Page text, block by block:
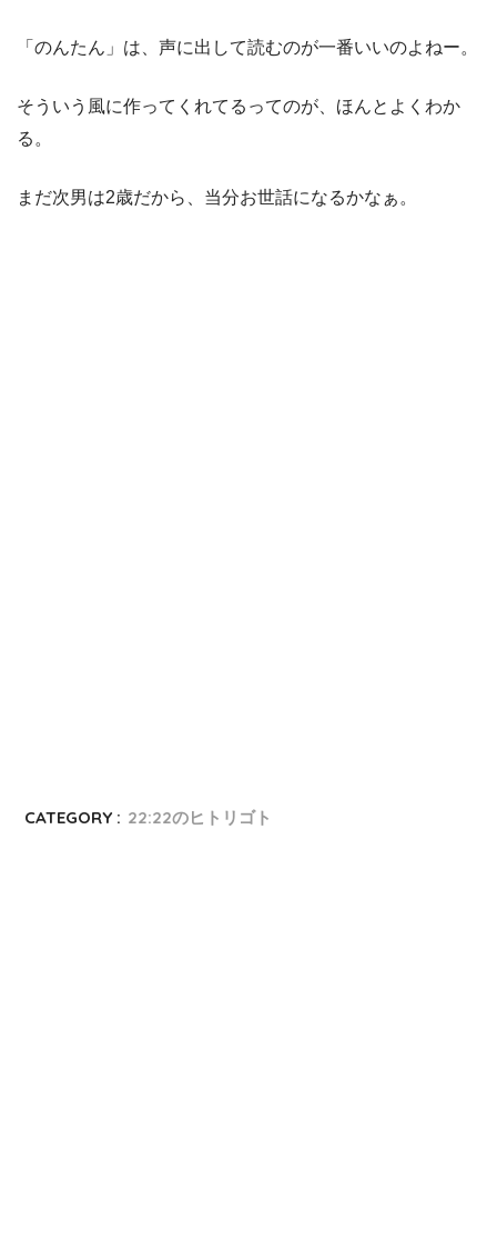
「のんたん」は、声に出して読むのが一番いいのよねー。
そういう風に作ってくれてるってのが、ほんとよくわか
る。
まだ次男は2歳だから、当分お世話になるかなぁ。
CATEGORY : 22:22のヒトリゴト